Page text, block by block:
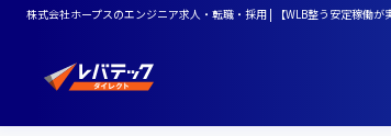
株式会社ホープスのエンジニア求人・転職・採用 | 【WLB整う安定稼働